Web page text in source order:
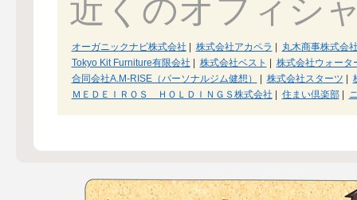
近くのオフィシ
オーガニックナビ株式会社 株式会社アカペラ
丸木商事株式会
Tokyo Kit Furniture有限会社
株式会社ベスト
株式会社ウォータ
合同会社A.M-RISE（パーソナルジム健想）
株式会社スターツ
ＭＥＤＥＩＲＯＳ ＨＯＬＤＩＮＧＳ株式会社
住まい倶楽部|